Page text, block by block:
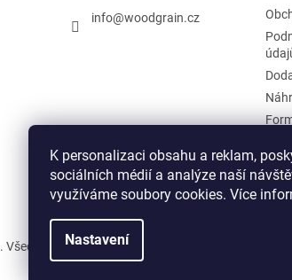
K personalizaci obsahu a reklam,
sociálních médií a analýze naší
využíváme soubory cookies. Více
Nastavení
info@woodgrain.cz
. Všechna práva vyhrazena.